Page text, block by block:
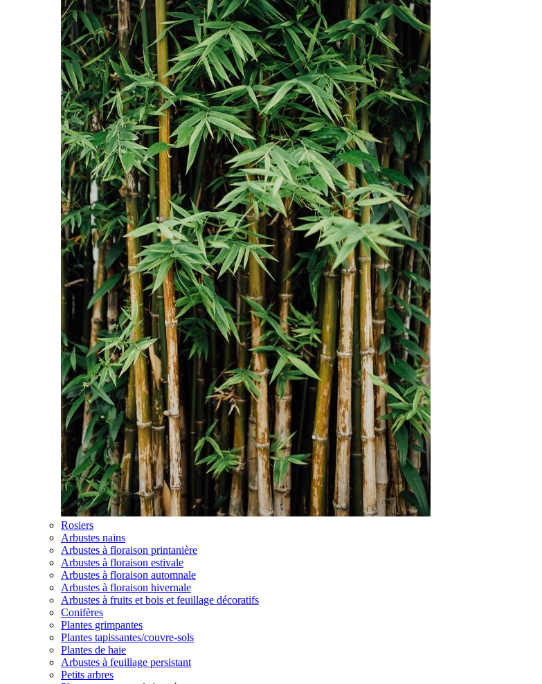
Rosiers
Arbustes nains
Arbustes à floraison printanière
Arbustes à floraison estivale
Arbustes à floraison automnale
Arbustes à floraison hivernale
Arbustes à fruits et bois et feuillage décoratifs
Conifères
Plantes grimpantes
Plantes tapissantes/couvre-sols
Plantes de haie
Arbustes à feuillage persistant
Petits arbres